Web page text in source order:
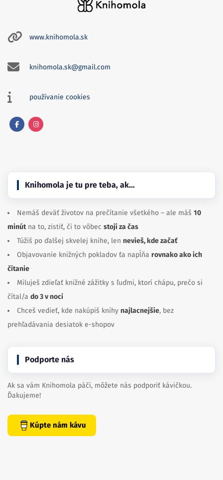
www.knihomola.sk
knihomola.sk@gmail.com
používanie cookies
Knihomola je tu pre teba, ak…
Nemáš deväť životov na prečítanie všetkého – ale máš 10
minútna to, zistiť, či to vôbec stojí za čas
Túžiš po ďalšej skvelej knihe, len nevieš, kde začať
Objavovanie knižných pokladov ťa napĺňa rovnako ako ich
čítanie
Miluješ zdieľať knižné zážitky s ľuďmi, ktorí chápu, prečo si
čítal/a do 3 v noci
Chceš vedieť, kde nakúpiš knihy najlacnejšie, bez
prehľadávania desiatok e-shopov
Podporte nás
Ak sa vám Knihomola páči, môžete nás podporiť kávičkou.
Ďakujeme!
Kúpte nám kávu